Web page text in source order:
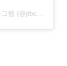
A post shared by JTBC 드라마 공식 인스타그램 (@jtbcdrama)